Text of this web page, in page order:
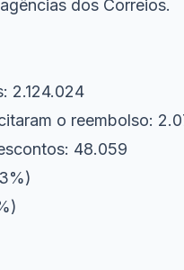
dos Correios.
2.124.024
o reembolso:
48.059